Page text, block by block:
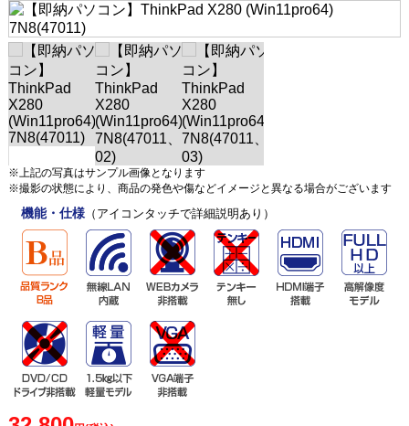
※上記の写真はサンプル画像となります
※撮影の状態により、商品の発色や傷などイメージと異なる場合がございます
機能・仕様（アイコンタッチで詳細説明あり）